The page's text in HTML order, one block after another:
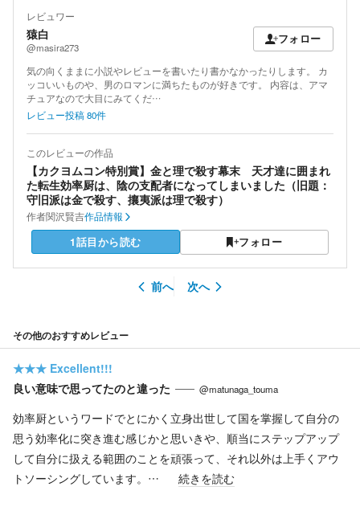
レビュワー
猿白
@masira273
フォロー
気の向くままに小説やレビューを書いたり書かなかったりします。 カ
ッコいいものや、男のロマンに満ちたものが好きです。 内容は、アマ
チュアなので大目にみてくだ…
レビュー投稿80件
このレビューの作品
【カクヨムコン特別賞】金と理で殺す幕末 天才達に囲まれ
た転生効率厨は、陰の支配者になってしまいました（旧題：
守旧派は金で殺す、攘夷派は理で殺す）
作者関沢賢吉作品情報
1話目から読む フォロー
前へ 次へ
その他のおすすめレビュー
★★★ Excellent!!!
良い意味で思ってたのと違った
@matunaga_touma
効率厨というワードでとにかく立身出世して国を掌握して自分の
思う効率化に突き進む感じかと思いきや、順当にステップアップ
して自分に扱える範囲のことを頑張って、それ以外は上手くアウ
トソーシングしています。…
続きを読む